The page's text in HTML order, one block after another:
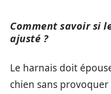
Comment savoir si
ajusté ?
Le harnais doit
chien sans